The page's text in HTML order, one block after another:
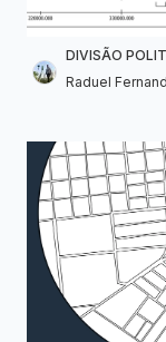
DIVISÃO
Raduel